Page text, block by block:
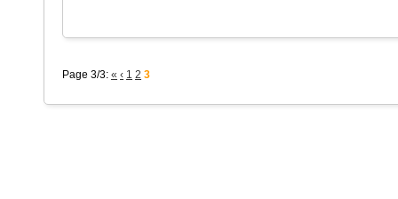
Page 3/3: « ‹ 1 2 3